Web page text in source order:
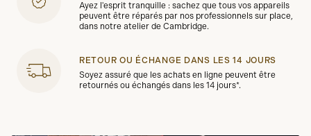
Ayez l'esprit tranquille : sachez que tous vos appareils
peuvent être réparés par nos professionnels sur place,
dans notre atelier de Cambridge.
RETOUR OU ÉCHANGE DANS LES 14 JOURS
Soyez assuré que les achats en ligne peuvent être
retournés ou échangés dans les 14 jours*.